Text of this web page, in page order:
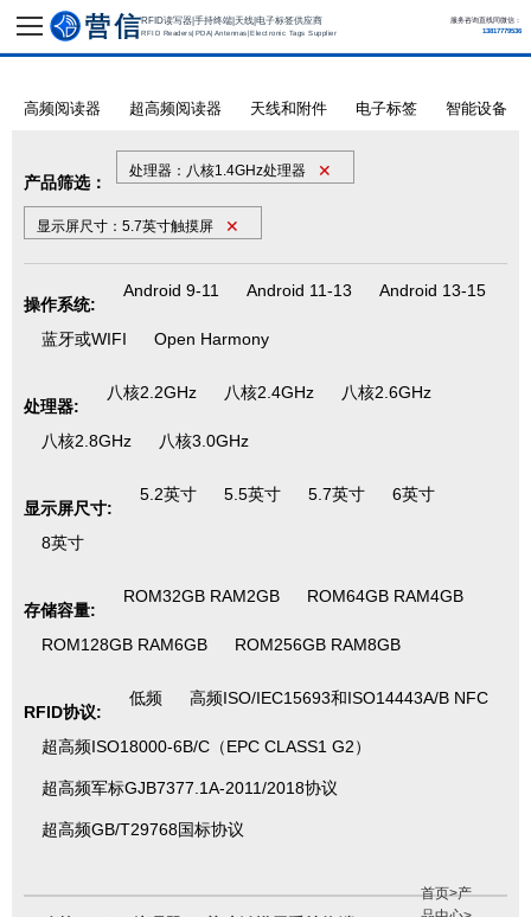
RFID读写器|手持终端|天线|电子标签供应商
RFID Readers|PDA|Antennas|Electronic Tags Supplier
服务咨询直线同微信：
13817779536
高频阅读器 超高频阅读器 天线和附件 电子标签 智能设备
产品筛选：
处理器：八核1.4GHz处理器 ✕
显示屏尺寸：5.7英寸触摸屏 ✕
操作系统:
Android 9-11 Android 11-13 Android 13-15
蓝牙或WIFI Open Harmony
处理器:
八核2.2GHz 八核2.4GHz 八核2.6GHz
八核2.8GHz 八核3.0GHz
显示屏尺寸:
5.2英寸 5.5英寸 5.7英寸 6英寸
8英寸
存储容量:
ROM32GB RAM2GB ROM64GB RAM4GB
ROM128GB RAM6GB ROM256GB RAM8GB
RFID协议:
低频 高频ISO/IEC15693和ISO14443A/B NFC
超高频ISO18000-6B/C（EPC CLASS1 G2）
超高频军标GJB7377.1A-2011/2018协议
超高频GB/T29768国标协议
首页>产